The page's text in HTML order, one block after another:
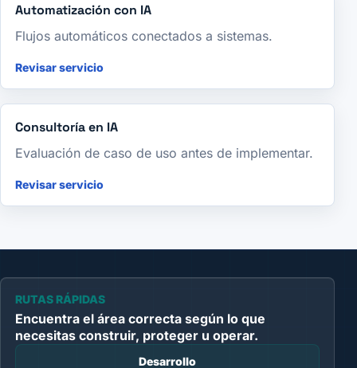
Automatización con IA
Flujos automáticos conectados a sistemas.
Revisar servicio
Consultoría en IA
Evaluación de caso de uso antes de implementar.
Revisar servicio
RUTAS RÁPIDAS
Encuentra el área correcta según lo que
necesitas construir, proteger u operar.
Desarrollo